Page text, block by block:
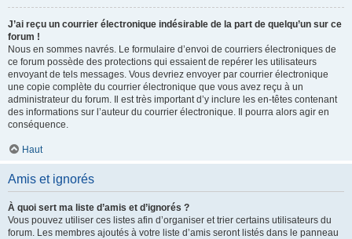
J’ai reçu un courrier électronique indésirable de la part de quelqu’un sur ce
forum !
Nous en sommes navrés. Le formulaire d’envoi de courriers électroniques de
ce forum possède des protections qui essaient de repérer les utilisateurs
envoyant de tels messages. Vous devriez envoyer par courrier électronique
une copie complète du courrier électronique que vous avez reçu à un
administrateur du forum. Il est très important d’y inclure les en-têtes contenant
des informations sur l’auteur du courrier électronique. Il pourra alors agir en
conséquence.
Haut
Amis et ignorés
À quoi sert ma liste d’amis et d’ignorés ?
Vous pouvez utiliser ces listes afin d’organiser et trier certains utilisateurs du
forum. Les membres ajoutés à votre liste d’amis seront listés dans le panneau